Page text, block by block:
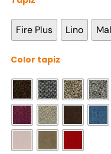
Fire Plus Lino
Color tapiz